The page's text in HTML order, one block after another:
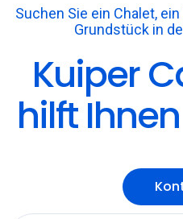
Suchen Sie ein Chalet,
Grundstück in
Kuiper
hilft